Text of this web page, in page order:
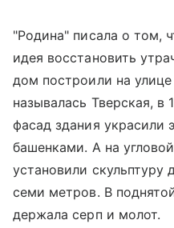
"Родина" писала о том,
идея восстановить
дом построили на улице
называлась Тверская, в
фасад здания украсили
башенками. А на
установили
семи метров. В
держала серп и молот.